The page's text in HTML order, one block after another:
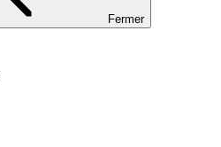
Fermer